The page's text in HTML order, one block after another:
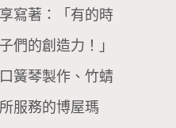
寫著：「有的時
們的創造力！」
簧琴製作、竹蜻
服務的博屋瑪